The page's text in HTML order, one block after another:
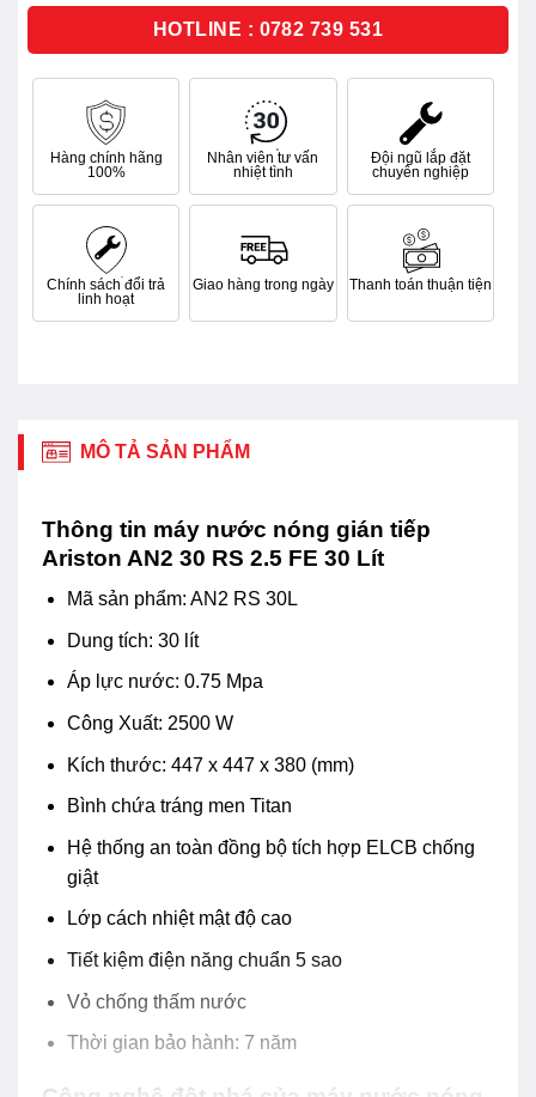
sao
HOTLINE : 0782 739 531
Hàng chính hãng
100%
Nhân viên tư vấn
nhiệt tình
Đội ngũ lắp đặt
chuyên nghiệp
Chính sách đổi trả
linh hoạt
Giao hàng trong ngày Thanh toán thuận tiện
MÔ TẢ SẢN PHẨM
Thông tin máy nước nóng gián tiếp
Ariston AN2 30 RS 2.5 FE 30 Lít
Mã sản phẩm: AN2 RS 30L
Dung tích: 30 lít
Áp lực nước: 0.75 Mpa
Công Xuất: 2500 W
Kích thước: 447 x 447 x 380 (mm)
Bình chứa tráng men Titan
Hệ thống an toàn đồng bộ tích hợp ELCB chống
giật
Lớp cách nhiệt mật độ cao
Tiết kiệm điện năng chuẩn 5 sao
Vỏ chống thấm nước
Thời gian bảo hành: 7 năm